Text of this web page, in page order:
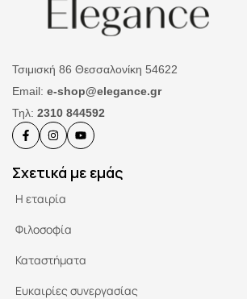
Τσιμισκή 86 Θεσσαλονίκη 54622
Email: e-shop@elegance.gr
Τηλ: 2310 844592
Σχετικά με εμάς
Η εταιρία
Φιλοσοφία
Καταστήματα
Ευκαιρίες συνεργασίας